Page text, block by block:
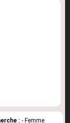
: - Femme